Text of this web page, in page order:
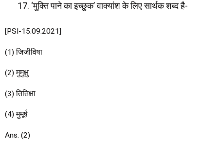
‘मुक्ति पाने का इच्छुक’ वाक्यांश के लिए सार्थक शब्द है-
[PSI-15.09.2021]
(1) जिजीविषा
(2) मुमुक्षु
(3) तितिक्षा
(4) मुमूर्ष
Ans. (2)